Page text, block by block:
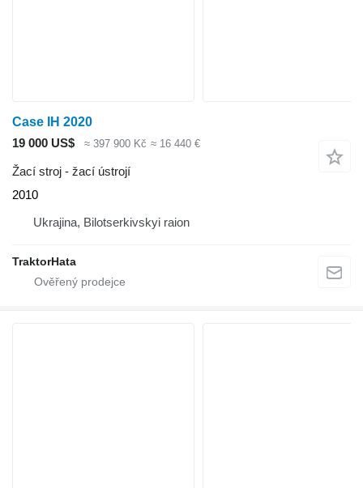
Case IH 2020
19 000 US$
≈ 397 900 Kč ≈ 16 440 €
Žací stroj - žací ústrojí
2010
Ukrajina, Bilotserkivskyi raion
TraktorHata